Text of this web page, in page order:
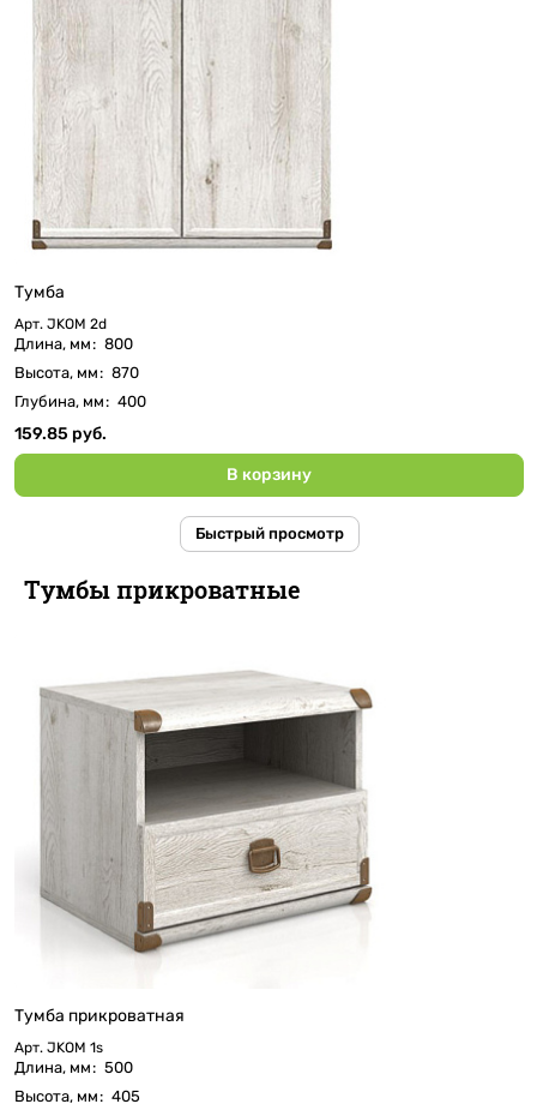
Тумба
Арт. JKOM 2d
Длина, мм: 800
Высота, мм: 870
Глубина, мм: 400
159.85 руб.
В корзину
Быстрый просмотр
Тумбы прикроватные
Тумба прикроватная
Арт. JKOM 1s
Длина, мм: 500
Высота, мм: 405